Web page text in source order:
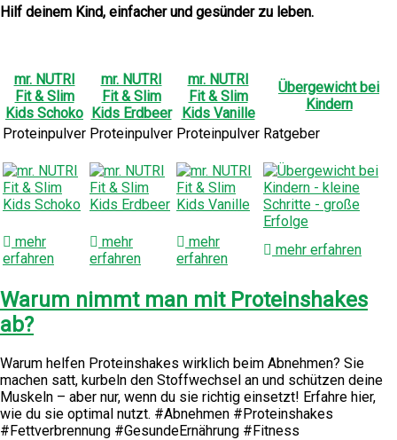
Hilf deinem Kind, einfacher und gesünder zu leben.
mr. NUTRI
Fit & Slim
Kids Schoko
mr. NUTRI
Fit & Slim
Kids Erdbeer
mr. NUTRI
Fit & Slim
Kids Vanille
Übergewicht bei
Kindern
Proteinpulver Proteinpulver Proteinpulver Ratgeber
mehr
erfahren
mehr
erfahren
mehr
erfahren
mehr erfahren
Warum nimmt man mit Proteinshakes
ab?
Warum helfen Proteinshakes wirklich beim Abnehmen? Sie
machen satt, kurbeln den Stoffwechsel an und schützen deine
Muskeln – aber nur, wenn du sie richtig einsetzt! Erfahre hier,
wie du sie optimal nutzt. #Abnehmen #Proteinshakes
#Fettverbrennung #GesundeErnährung #Fitness